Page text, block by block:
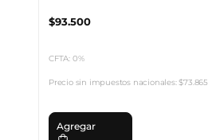
$93.500
CFTA: 0%
Precio sin impuestos nacionales:$73.865
Agregar